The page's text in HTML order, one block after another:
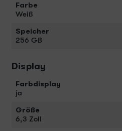
Farbe
Weiß
Speicher
256 GB
Display
Farbdisplay
ja
Größe
6,3 Zoll